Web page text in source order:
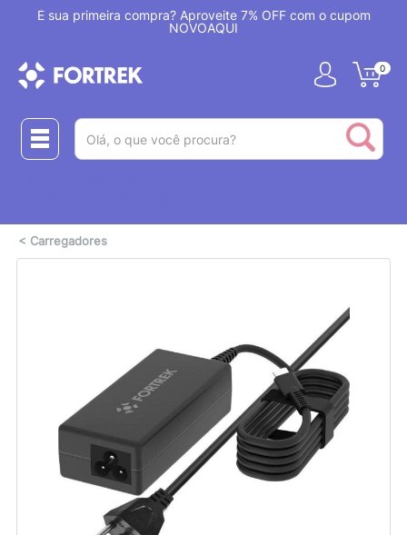
É sua primeira compra? Aproveite 7% OFF com o cupom
NOVOAQUI
0
< Carregadores